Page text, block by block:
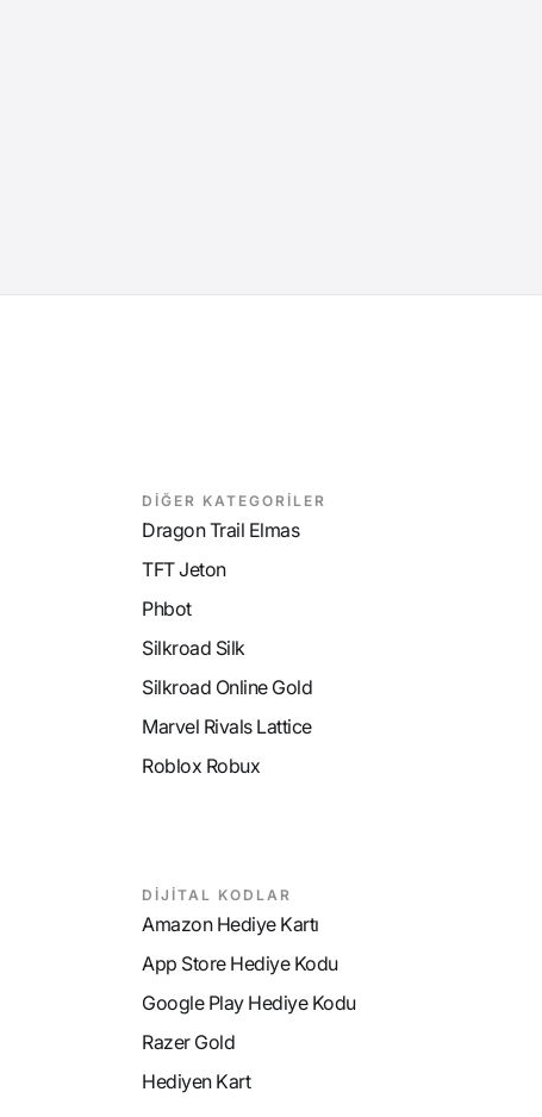
DİĞER KATEGORİLER
Dragon Trail Elmas
TFT Jeton
Phbot
Silkroad Silk
Silkroad Online Gold
Marvel Rivals Lattice
Roblox Robux
DİJİTAL KODLAR
Amazon Hediye Kartı
App Store Hediye Kodu
Google Play Hediye Kodu
Razer Gold
Hediyen Kart